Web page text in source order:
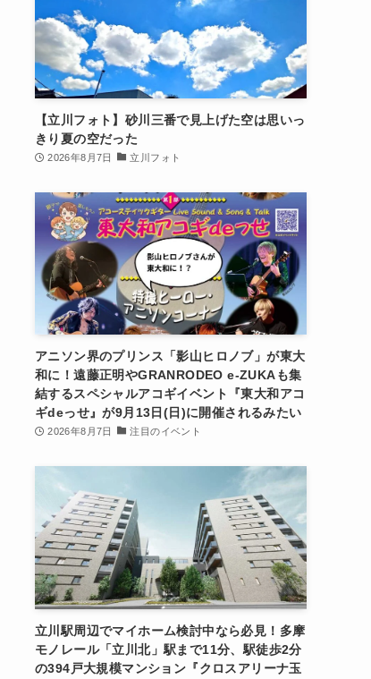
【立川フォト】砂川三番で見上げた空は思いっ
きり夏の空だった
2026年8月7日 立川フォト
アニソン界のプリンス「影山ヒロノブ」が東大
和に！遠藤正明やGRANRODEO e-ZUKAも集
結するスペシャルアコギイベント『東大和アコ
ギdeっせ』が9月13日(日)に開催されるみたい
2026年8月7日 注目のイベント
立川駅周辺でマイホーム検討中なら必見！多摩
モノレール「立川北」駅まで11分、駅徒歩2分
の394戸大規模マンション『クロスアリーナ玉